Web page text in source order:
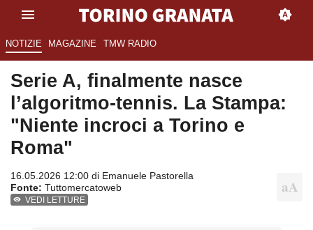
NOTIZIE MAGAZINE TMW RADIO
Serie A, finalmente nasce
l’algoritmo-tennis. La Stampa:
"Niente incroci a Torino e
Roma"
16.05.2026 12:00 di Emanuele Pastorella
Fonte: Tuttomercatoweb
VEDI LETTURE